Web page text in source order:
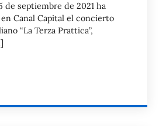
de septiembre de 2021 ha
Canal Capital el concierto
“La Terza Prattica”,